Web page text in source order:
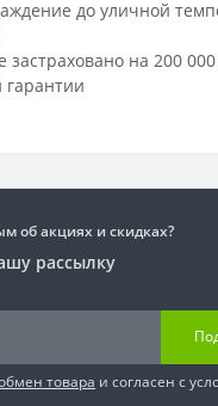
до уличной
застраховано на 200
гарантии
об акциях и скидках?
рассылку
товара и согласен с